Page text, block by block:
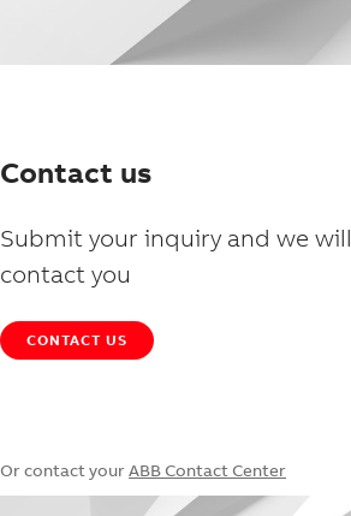
Contact us
Submit your inquiry and we will
contact you
CONTACT US
Or contact your ABB Contact Center